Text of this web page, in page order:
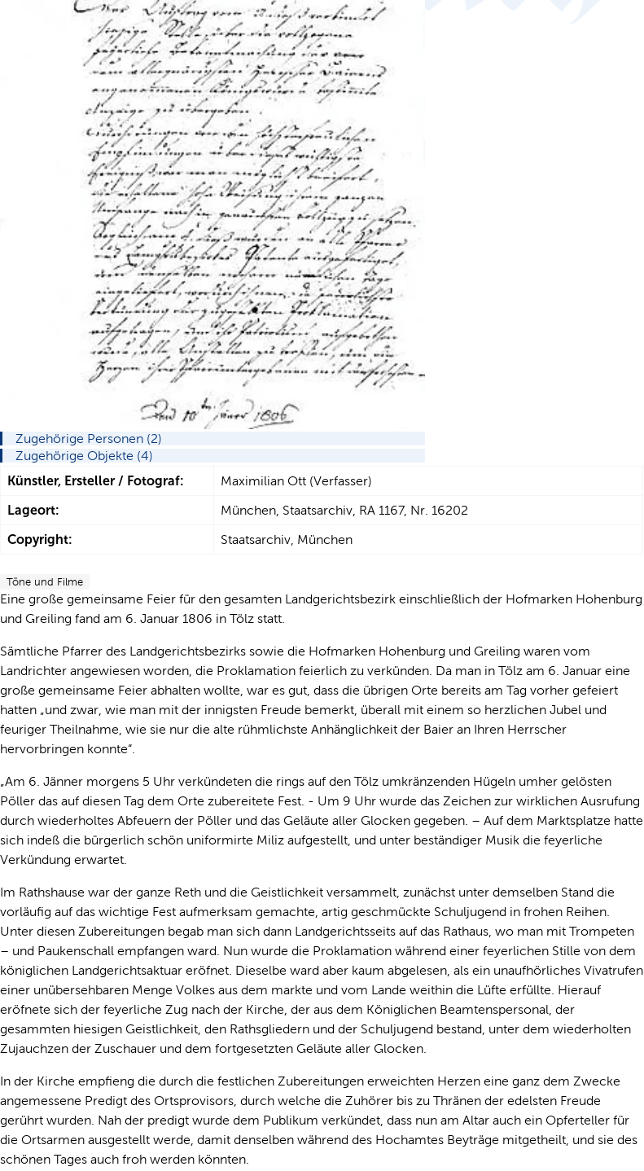
Zugehörige Personen (2)
Zugehörige Objekte (4)
Künstler, Ersteller / Fotograf: Maximilian Ott (Verfasser)
Lageort: München, Staatsarchiv, RA 1167, Nr. 16202
Copyright: Staatsarchiv, München
Töne und Filme
Eine große gemeinsame Feier für den gesamten Landgerichtsbezirk einschließlich der Hofmarken Hohenburg
und Greiling fand am 6. Januar 1806 in Tölz statt.
Sämtliche Pfarrer des Landgerichtsbezirks sowie die Hofmarken Hohenburg und Greiling waren vom
Landrichter angewiesen worden, die Proklamation feierlich zu verkünden. Da man in Tölz am 6. Januar eine
große gemeinsame Feier abhalten wollte, war es gut, dass die übrigen Orte bereits am Tag vorher gefeiert
hatten „und zwar, wie man mit der innigsten Freude bemerkt, überall mit einem so herzlichen Jubel und
feuriger Theilnahme, wie sie nur die alte rühmlichste Anhänglichkeit der Baier an Ihren Herrscher
hervorbringen konnte“.
„Am 6. Jänner morgens 5 Uhr verkündeten die rings auf den Tölz umkränzenden Hügeln umher gelösten
Pöller das auf diesen Tag dem Orte zubereitete Fest. - Um 9 Uhr wurde das Zeichen zur wirklichen Ausrufung
durch wiederholtes Abfeuern der Pöller und das Geläute aller Glocken gegeben. – Auf dem Marktsplatze hatte
sich indeß die bürgerlich schön uniformirte Miliz aufgestellt, und unter beständiger Musik die feyerliche
Verkündung erwartet.
Im Rathshause war der ganze Reth und die Geistlichkeit versammelt, zunächst unter demselben Stand die
vorläufig auf das wichtige Fest aufmerksam gemachte, artig geschmückte Schuljugend in frohen Reihen.
Unter diesen Zubereitungen begab man sich dann Landgerichtsseits auf das Rathaus, wo man mit Trompeten
– und Paukenschall empfangen ward. Nun wurde die Proklamation während einer feyerlichen Stille von dem
königlichen Landgerichtsaktuar eröfnet. Dieselbe ward aber kaum abgelesen, als ein unaufhörliches Vivatrufen
einer unübersehbaren Menge Volkes aus dem markte und vom Lande weithin die Lüfte erfüllte. Hierauf
eröfnete sich der feyerliche Zug nach der Kirche, der aus dem Königlichen Beamtenspersonal, der
gesammten hiesigen Geistlichkeit, den Rathsgliedern und der Schuljugend bestand, unter dem wiederholten
Zujauchzen der Zuschauer und dem fortgesetzten Geläute aller Glocken.
In der Kirche empfieng die durch die festlichen Zubereitungen erweichten Herzen eine ganz dem Zwecke
angemessene Predigt des Ortsprovisors, durch welche die Zuhörer bis zu Thränen der edelsten Freude
gerührt wurden. Nah der predigt wurde dem Publikum verkündet, dass nun am Altar auch ein Opferteller für
die Ortsarmen ausgestellt werde, damit denselben während des Hochamtes Beyträge mitgetheilt, und sie des
schönen Tages auch froh werden könnten.